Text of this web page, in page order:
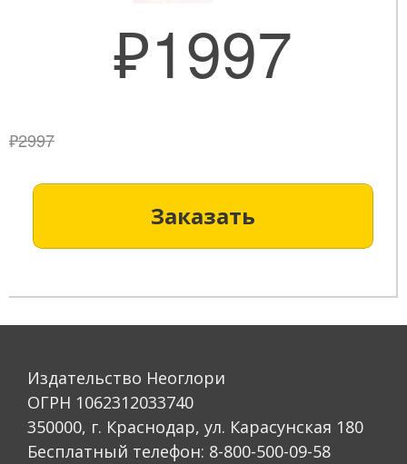
₽1997
₽2997
Заказать
Издательство Неоглори
ОГРН 1062312033740
350000, г. Краснодар, ул. Карасунская 180
Бесплатный телефон: 8-800-500-09-58